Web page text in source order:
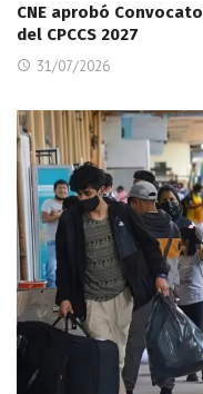
CNE aprobó
del CPCCS 2027
31/07/2026